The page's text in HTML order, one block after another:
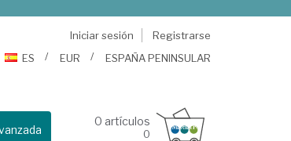
Iniciar sesión
Registrarse
ES
EUR ESPAÑA PENINSULAR
0 artículos
0